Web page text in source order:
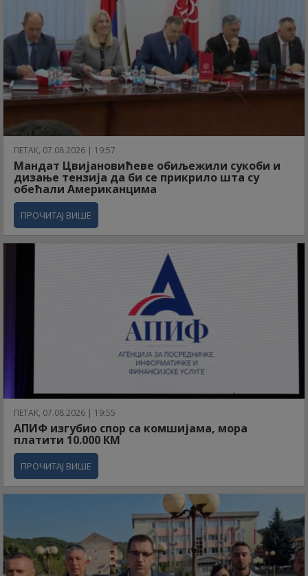
ПЕТАК, 07.08.2026 | 19:57
Мандат Цвијановићеве обиљежили сукоби и
дизање тензија да би се прикрило шта су
обећали Американцима
ПРОЧИТАЈ ВИШЕ
ПЕТАК, 07.08.2026 | 19:55
АПИФ изгубио спор са комшијама, мора
платити 10.000 КМ
ПРОЧИТАЈ ВИШЕ